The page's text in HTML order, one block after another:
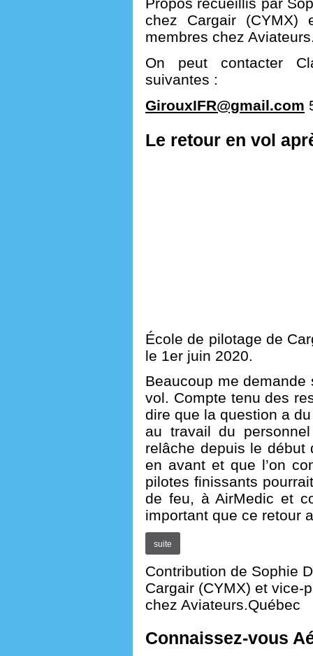
chez Cargair (CYMX)
membres chez
On peut contacter
suivantes :
GirouxIFR@gmail.com
Le retour en vol
École de pilotage de
le 1er juin 2020.
Beaucoup me
vol. Compte tenu des
dire que la question a
au travail du
relâche depuis le
en avant et que l’on
pilotes finissants
de feu, à AirMedic et
important que ce retour
suite
Contribution de Sophie
Cargair (CYMX) et vice-
chez Aviateurs.Québec
Connaissez-vous